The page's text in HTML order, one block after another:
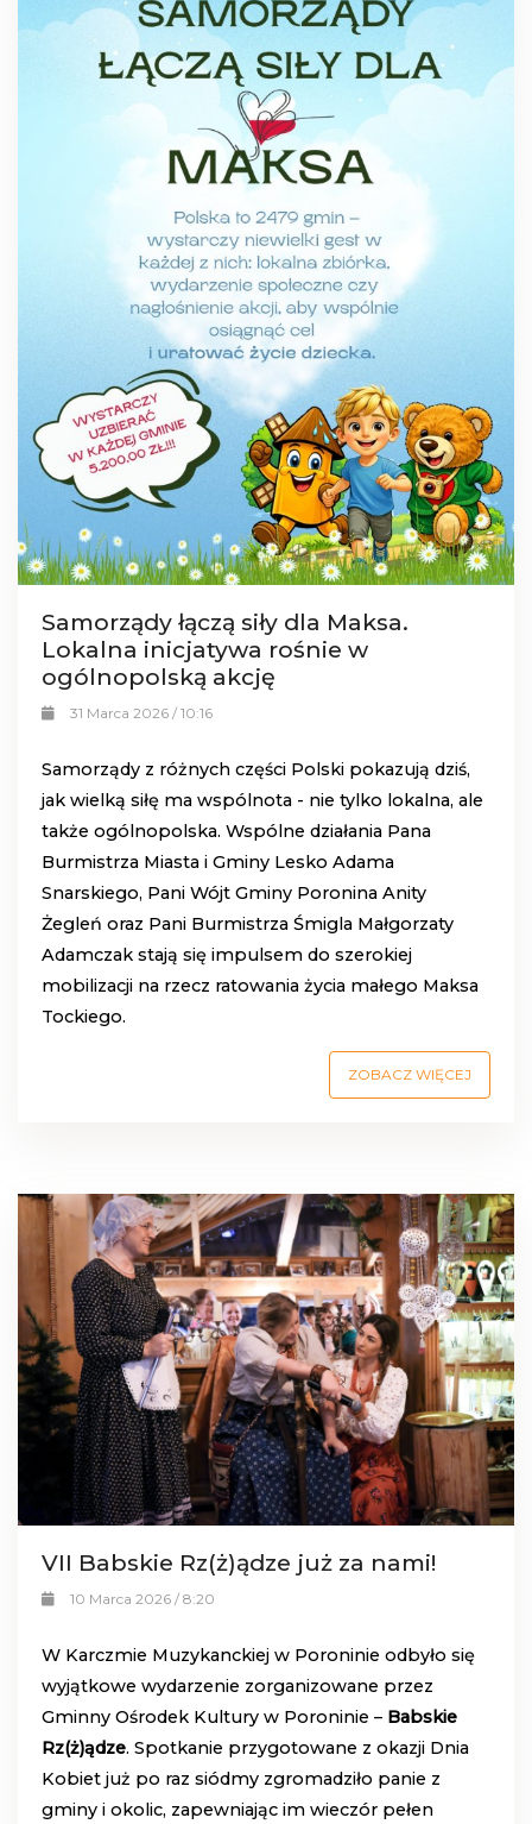
Samorządy łączą siły dla Maksa.
Lokalna inicjatywa rośnie w
ogólnopolską akcję
31 Marca 2026 / 10:16
Samorządy z różnych części Polski pokazują dziś,
jak wielką siłę ma wspólnota - nie tylko lokalna, ale
także ogólnopolska. Wspólne działania Pana
Burmistrza Miasta i Gminy Lesko Adama
Snarskiego, Pani Wójt Gminy Poronina Anity
Żegleń oraz Pani Burmistrza Śmigla Małgorzaty
Adamczak stają się impulsem do szerokiej
mobilizacji na rzecz ratowania życia małego Maksa
Tockiego.
ZOBACZ WIĘCEJ
VII Babskie Rz(ż)ądze już za nami!
10 Marca 2026 / 8:20
W Karczmie Muzykanckiej w Poroninie odbyło się
wyjątkowe wydarzenie zorganizowane przez
Gminny Ośrodek Kultury w Poroninie – Babskie
Rz(ż)ądze. Spotkanie przygotowane z okazji Dnia
Kobiet już po raz siódmy zgromadziło panie z
gminy i okolic, zapewniając im wieczór pełen